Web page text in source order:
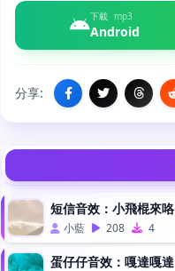
下載 mp3
Android
分享:
短信音效：小飛棍來咯
小藍 208 4
蛋仔仔音效：嘎達嘎達